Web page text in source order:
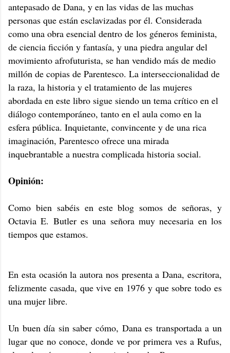
antepasado de Dana, y en las vidas de las muchas
personas que están esclavizadas por él. Considerada
como una obra esencial dentro de los géneros feminista,
de ciencia ficción y fantasía, y una piedra angular del
movimiento afrofuturista, se han vendido más de medio
millón de copias de Parentesco. La interseccionalidad de
la raza, la historia y el tratamiento de las mujeres
abordada en este libro sigue siendo un tema crítico en el
diálogo contemporáneo, tanto en el aula como en la
esfera pública. Inquietante, convincente y de una rica
imaginación, Parentesco ofrece una mirada
inquebrantable a nuestra complicada historia social.
Opinión:
Como bien sabéis en este blog somos de señoras, y
Octavia E. Butler es una señora muy necesaria en los
tiempos que estamos.
En esta ocasión la autora nos presenta a Dana, escritora,
felizmente casada, que vive en 1976 y que sobre todo es
una mujer libre.
Un buen día sin saber cómo, Dana es transportada a un
lugar que no conoce, donde ve por primera ves a Rufus,